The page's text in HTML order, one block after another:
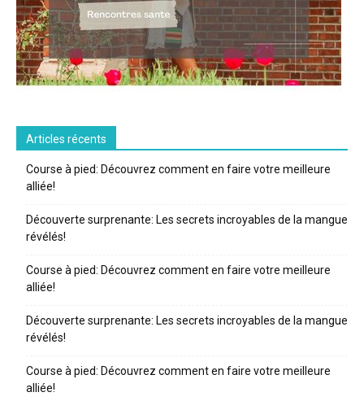
Articles récents
Course à pied: Découvrez comment en faire votre meilleure
alliée!
Découverte surprenante: Les secrets incroyables de la mangue
révélés!
Course à pied: Découvrez comment en faire votre meilleure
alliée!
Découverte surprenante: Les secrets incroyables de la mangue
révélés!
Course à pied: Découvrez comment en faire votre meilleure
alliée!